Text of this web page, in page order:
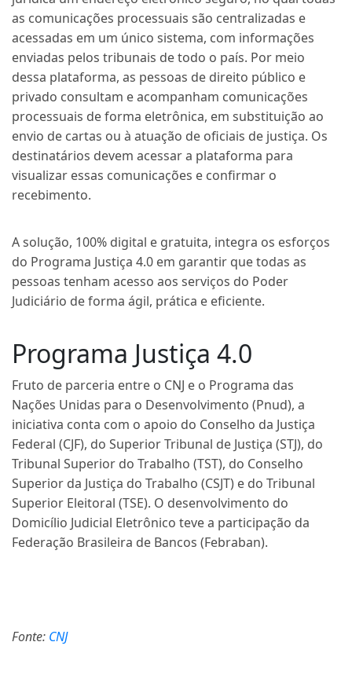
as comunicações processuais são centralizadas e
acessadas em um único sistema, com informações
enviadas pelos tribunais de todo o país. Por meio
dessa plataforma, as pessoas de direito público e
privado consultam e acompanham comunicações
processuais de forma eletrônica, em substituição ao
envio de cartas ou à atuação de oficiais de justiça. Os
destinatários devem acessar a plataforma para
visualizar essas comunicações e confirmar o
recebimento.
A solução, 100% digital e gratuita, integra os esforços
do Programa Justiça 4.0 em garantir que todas as
pessoas tenham acesso aos serviços do Poder
Judiciário de forma ágil, prática e eficiente.
Programa Justiça 4.0
Fruto de parceria entre o CNJ e o Programa das
Nações Unidas para o Desenvolvimento (Pnud), a
iniciativa conta com o apoio do Conselho da Justiça
Federal (CJF), do Superior Tribunal de Justiça (STJ), do
Tribunal Superior do Trabalho (TST), do Conselho
Superior da Justiça do Trabalho (CSJT) e do Tribunal
Superior Eleitoral (TSE). O desenvolvimento do
Domicílio Judicial Eletrônico teve a participação da
Federação Brasileira de Bancos (Febraban).
Fonte: CNJ